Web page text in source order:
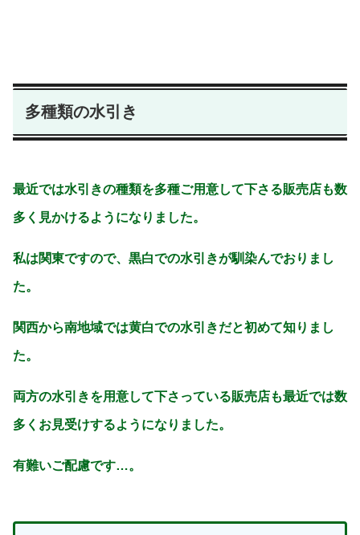
多種類の水引き
最近では水引きの種類を多種ご用意して下さる販売店も数
多く見かけるようになりました。
私は関東ですので、黒白での水引きが馴染んでおりまし
た。
関西から南地域では黄白での水引きだと初めて知りまし
た。
両方の水引きを用意して下さっている販売店も最近では数
多くお見受けするようになりました。
有難いご配慮です…。